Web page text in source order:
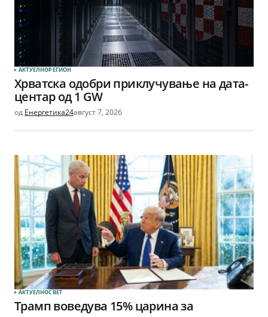
АКТУЕЛНОРЕГИОН
Хрватска одобри приклучување на дата-
центар од 1 GW
од Енергетика24август 7, 2026
АКТУЕЛНОСВЕТ
Трамп воведува 15% царина за